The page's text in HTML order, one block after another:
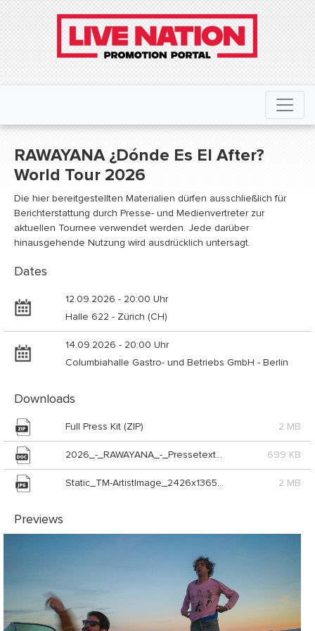
RAWAYANA ¿Dónde Es El After?
World Tour 2026
Die hier bereitgestellten Materialien dürfen ausschließlich für
Berichterstattung durch Presse- und Medienvertreter zur
aktuellen Tournee verwendet werden. Jede darüber
hinausgehende Nutzung wird ausdrücklich untersagt.
Dates
12.09.2026 - 20:00 Uhr
Halle 622 - Zürich (CH)
14.09.2026 - 20:00 Uhr
Columbiahalle Gastro- und Betriebs GmbH - Berlin
Downloads
Full Press Kit (ZIP) 2 MB
2026_-_RAWAYANA_-_Pressetext_Live_Nation (DOC) 699 KB
Static_TM-ArtistImage_2426x1365_Rawayana_2026_Photo_Live_Nation_UK (JPG) 2 MB
Previews